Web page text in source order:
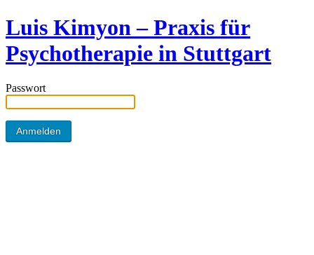
Luis Kimyon – Praxis für
Psychotherapie in Stuttgart
Passwort